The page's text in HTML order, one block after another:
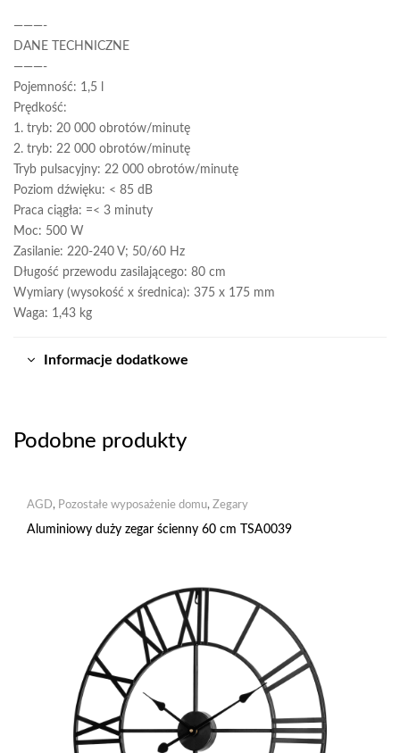
———-
DANE TECHNICZNE
———-
Pojemność: 1,5 l
Prędkość:
1. tryb: 20 000 obrotów/minutę
2. tryb: 22 000 obrotów/minutę
Tryb pulsacyjny: 22 000 obrotów/minutę
Poziom dźwięku: < 85 dB
Praca ciągła: =< 3 minuty
Moc: 500 W
Zasilanie: 220-240 V; 50/60 Hz
Długość przewodu zasilającego: 80 cm
Wymiary (wysokość x średnica): 375 x 175 mm
Waga: 1,43 kg
Informacje dodatkowe
Podobne produkty
AGD, Pozostałe wyposażenie domu, Zegary
Aluminiowy duży zegar ścienny 60 cm TSA0039